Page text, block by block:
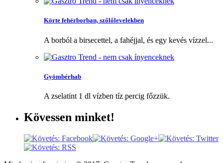
Körte fehérborban, szőlőlevelekben
A borból a birsecettel, a fahéjjal, és egy kevés vízzel...
Gyömbérhab
A zselatint 1 dl vízben tíz percig főzzük.
Kövessen minket!